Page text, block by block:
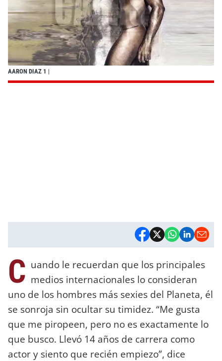
AARON DIAZ 1 |
C uando le recuerdan que los principales
medios internacionales lo consideran
uno de los hombres más sexies del Planeta, él
se sonroja sin ocultar su timidez. “Me gusta
que me piropeen, pero no es exactamente lo
que busco. Llevó 14 años de carrera como
actor y siento que recién empiezo”, dice